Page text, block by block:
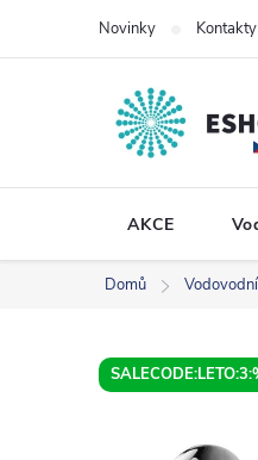
Novinky Kontakty
AKCE
Domů